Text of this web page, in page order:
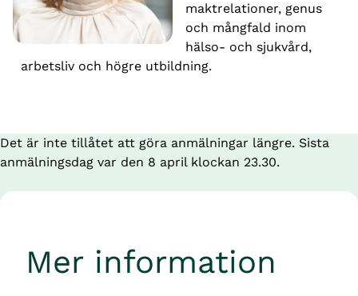
maktrelationer, genus
och mångfald inom
hälso- och sjukvård,
arbetsliv och högre utbildning.
Det är inte tillåtet att göra anmälningar längre. Sista
anmälningsdag var den 8 april klockan 23.30.
Mer information